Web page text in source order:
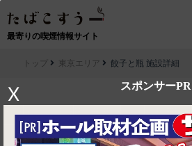
最寄りの喫煙情報サイト
スポンサーPR
X
トップ 東京エリア 餃子と瓶 施設詳細
▶ ルートを見る